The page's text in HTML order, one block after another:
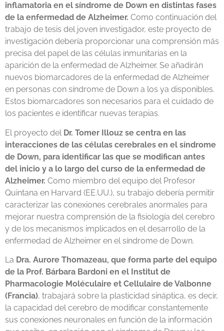
inflamatoria en el síndrome de Down en distintas fases
de la enfermedad de Alzheimer. Como continuación del
trabajo de tesis del joven investigador, este proyecto de
investigación debería proporcionar una comprensión más
precisa del papel de las células inmunitarias en la
aparición de la enfermedad de Alzheimer. Se añadirán
nuevos biomarcadores de la enfermedad de Alzheimer
en personas con síndrome de Down a los ya disponibles.
Estos biomarcadores son necesarios para el cuidado de
los pacientes e identificar nuevas terapias.
El proyecto del Dr. Tomer Illouz se centra en las
interacciones de las células cerebrales en el síndrome
de Down, para identificar las que se modifican antes
del inicio y a lo largo del curso de la enfermedad de
Alzheimer. Como miembro del equipo del Profesor
Quintana en Harvard (EE.UU.), su trabajo debería permitir
caracterizar las conexiones cerebrales anormales para
mejorar nuestra comprensión de la fisiología del cerebro
y de los mecanismos implicados en el desarrollo de la
enfermedad de Alzheimer en el síndrome de Down.
La Dra. Aurore Thomazeau, que forma parte del equipo
de la Prof. Bárbara Bardoni en el Institut de
Pharmacologie Moléculaire et Cellulaire de Valbonne
(Francia), trabajará sobre la plasticidad sináptica, es decir,
la capacidad del cerebro de modificar constantemente
sus conexiones neuronales en función de la información